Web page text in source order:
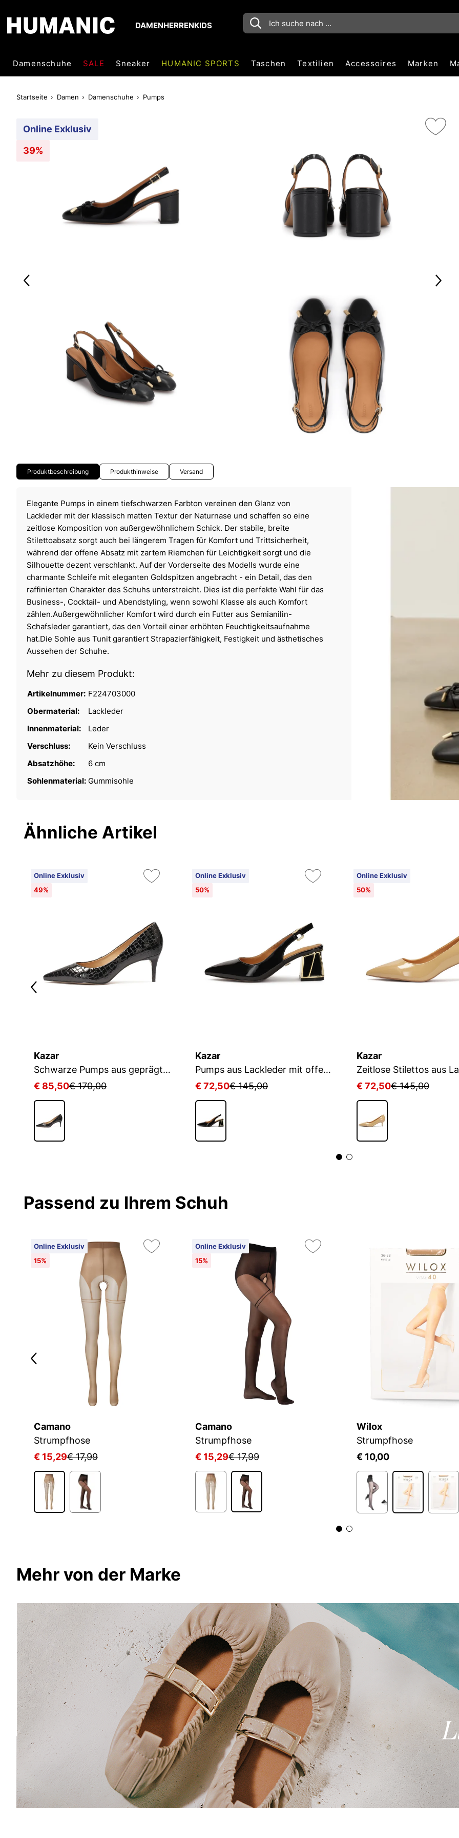
DAMENHERRENKIDS
Damenschuhe SALE Sneaker HUMANIC SPORTS Taschen Textilien Accessoires Marken
Startseite Damen Damenschuhe Pumps
Online Exklusiv
39%
Produktbeschreibung Produkthinweise Versand
Elegante Pumps in einem tiefschwarzen Farbton vereinen den Glanz von
Lackleder mit der klassisch matten Textur der Naturnase und schaffen so eine
zeitlose Komposition von außergewöhnlichem Schick. Der stabile, breite
Stilettoabsatz sorgt auch bei längerem Tragen für Komfort und Trittsicherheit,
während der offene Absatz mit zartem Riemchen für Leichtigkeit sorgt und die
Silhouette dezent verschlankt. Auf der Vorderseite des Modells wurde eine
charmante Schleife mit eleganten Goldspitzen angebracht - ein Detail, das den
raffinierten Charakter des Schuhs unterstreicht. Dies ist die perfekte Wahl für das
Business-, Cocktail- und Abendstyling, wenn sowohl Klasse als auch Komfort
zählen.Außergewöhnlicher Komfort wird durch ein Futter aus Semianilin-
Schafsleder garantiert, das den Vorteil einer erhöhten Feuchtigkeitsaufnahme
hat.Die Sohle aus Tunit garantiert Strapazierfähigkeit, Festigkeit und ästhetisches
Aussehen der Schuhe.
Mehr zu diesem Produkt:
Artikelnummer: F224703000
Obermaterial:
Lackleder
Innenmaterial:
Leder
Verschluss:
Kein Verschluss
Absatzhöhe:
6 cm
Sohlenmaterial: Gummisohle
Ähnliche Artikel
Online Exklusiv
49%
Kazar
Schwarze Pumps aus geprägtem Leder
€ 85,50€ 170,00
Online Exklusiv
50%
Kazar
Pumps aus Lackleder mit offener Ferse und verziertem Absatz
€ 72,50€ 145,00
Online Exklusiv
50%
Kazar
Zeitlose Stilettos aus
€ 72,50€ 145,00
Passend zu Ihrem Schuh
Online Exklusiv
15%
Camano
Strumpfhose
€ 15,29€ 17,99
Online Exklusiv
15%
Camano
Strumpfhose
€ 15,29€ 17,99
Wilox
Strumpfhose
€ 10,00
Mehr von der Marke